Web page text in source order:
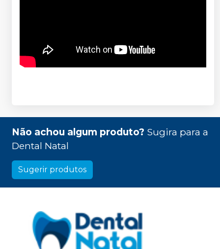
Não achou algum produto? Sugira para a
Dental Natal
Sugerir produtos